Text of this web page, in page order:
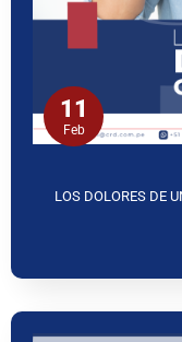
11
Feb
LOS DOLORES DE